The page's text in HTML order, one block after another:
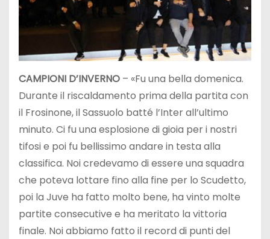
CAMPIONI D’INVERNO – «Fu una bella domenica.
Durante il riscaldamento prima della partita con
il Frosinone, il Sassuolo batté l’Inter all’ultimo
minuto. Ci fu una esplosione di gioia per i nostri
tifosi e poi fu bellissimo andare in testa alla
classifica. Noi credevamo di essere una squadra
che poteva lottare fino alla fine per lo Scudetto,
poi la Juve ha fatto molto bene, ha vinto molte
partite consecutive e ha meritato la vittoria
finale. Noi abbiamo fatto il record di punti del